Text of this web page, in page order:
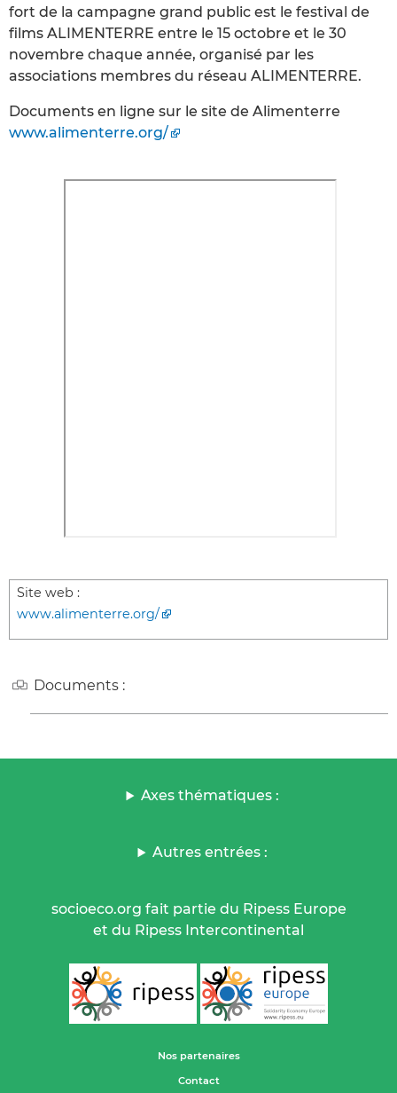
fort de la campagne grand public est le festival de
films ALIMENTERRE entre le 15 octobre et le 30
novembre chaque année, organisé par les
associations membres du réseau ALIMENTERRE.
Documents en ligne sur le site de Alimenterre
www.alimenterre.org/
Site web :
www.alimenterre.org/
Documents :
Axes thématiques :
Autres entrées :
socioeco.org fait partie du Ripess Europe
et du Ripess Intercontinental
Nos partenaires
Contact